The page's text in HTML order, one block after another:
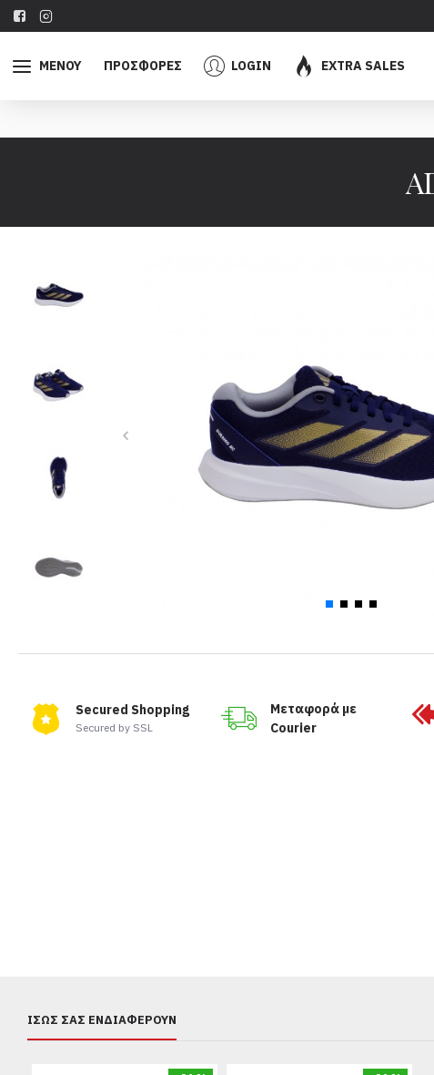
ΜΕΝΟΥ ΠΡΟΣΦΟΡΕΣ LOGIN EXTRA SALES
Secured Shopping
Secured by SSL
Μεταφορά με
Courier
ΊΣΩΣ ΣΑΣ ΕΝΔΙΑΦΈΡΟΥΝ